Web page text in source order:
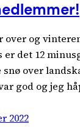
over og
er det 12
over
god og jeg
2022